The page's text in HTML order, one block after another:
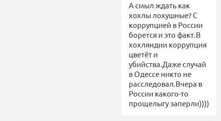
А смыл ждать как
хохлы лохушные? С
коррупцией в России
борется и это факт.В
хохляндии коррупция
цветёт и
убийства.Даже случай
в Одессе никто не
расследовал.Вчера в
России какого-то
прощелыгу заперли))))